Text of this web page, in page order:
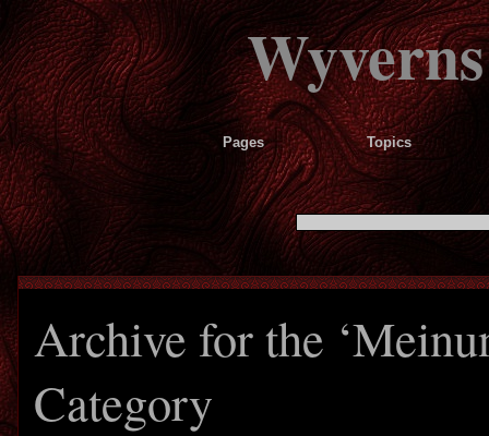
Pages Topics
Archive for the
Category